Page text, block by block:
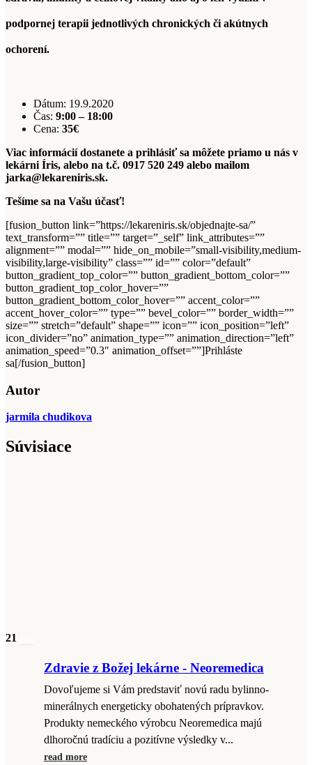
podpornej terapii jednotlivých chronických či akútnych
ochorení.
Dátum: 19.9.2020
Čas: 9:00 – 18:00
Cena: 35€
Viac informácií dostanete a prihlásiť sa môžete priamo u nás v
lekárni Íris, alebo na t.č. 0917 520 249 alebo mailom
jarka@lekareniris.sk.
Tešíme sa na Vašu účasť!
[fusion_button link=”https://lekareniris.sk/objednajte-sa/”
text_transform=”” title=”” target=”_self” link_attributes=””
alignment=”” modal=”” hide_on_mobile=”small-visibility,medium-
visibility,large-visibility” class=”” id=”” color=”default”
button_gradient_top_color=”” button_gradient_bottom_color=””
button_gradient_top_color_hover=””
button_gradient_bottom_color_hover=”” accent_color=””
accent_hover_color=”” type=”” bevel_color=”” border_width=””
size=”” stretch=”default” shape=”” icon=”” icon_position=”left”
icon_divider=”no” animation_type=”” animation_direction=”left”
animation_speed=”0.3″ animation_offset=””]Prihláste
sa[/fusion_button]
Autor
jarmila chudikova
Súvisiace
21
Zdravie z Božej lekárne - Neoremedica
Dovoľujeme si Vám predstaviť novú radu bylinno-
minerálnych energeticky obohatených prípravkov.
Produkty nemeckého výrobcu Neoremedica majú
dlhoročnú tradíciu a pozitívne výsledky v...
read more